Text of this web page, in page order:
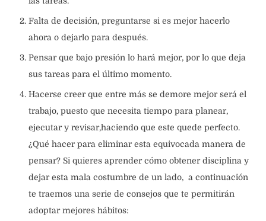
Falta de decisión, preguntarse si es mejor hacerlo
ahora o dejarlo para después.
Pensar que bajo presión lo hará mejor, por lo que deja
sus tareas para el último momento.
Hacerse creer que entre más se demore mejor será el
trabajo, puesto que necesita tiempo para planear,
ejecutar y revisar,haciendo que este quede perfecto.
¿Qué hacer para eliminar esta equivocada manera de
pensar? Si quieres aprender cómo obtener disciplina y
dejar esta mala costumbre de un lado, a continuación
te traemos una serie de consejos que te permitirán
adoptar mejores hábitos: